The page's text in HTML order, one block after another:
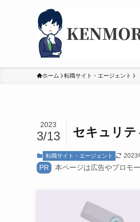
ホーム 転職サイト・エージェント
セキュリテ
2023
3/13
転職サイト・エージェント 2023
PR 本ページは広告やプロモ